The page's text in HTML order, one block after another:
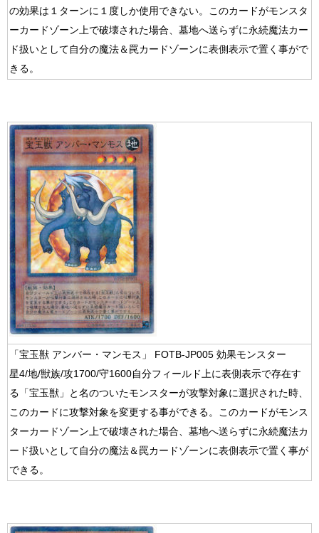
の効果は１ターンに１度しか使用できない。このカードがモンスタ
ーカードゾーン上で破壊された場合、墓地へ送らずに永続魔法カー
ド扱いとして自分の魔法＆罠カードゾーンに表側表示で置く事がで
きる。
「宝玉獣 アンバー・マンモス」 FOTB-JP005 効果モンスター
星4/地/獣族/攻1700/守1600自分フィールド上に表側表示で存在す
る「宝玉獣」と名のついたモンスターが攻撃対象に選択された時、
このカードに攻撃対象を変更する事ができる。このカードがモンス
ターカードゾーン上で破壊された場合、墓地へ送らずに永続魔法カ
ード扱いとして自分の魔法＆罠カードゾーンに表側表示で置く事が
できる。